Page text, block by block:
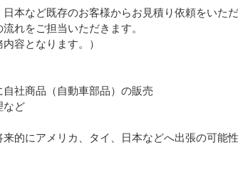
本など既存のお客様からお見積り依頼をいた
れをご担当いただきます。
容となります。）
社商品（自動車部品）の販売
など
的にアメリカ、タイ、日本などへ出張の可能性